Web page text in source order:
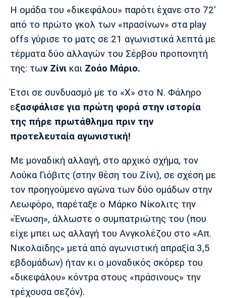
Μάντσεστερ
Γιουνάιτεντ
Τσέλσι Άρσεναλ
Λίβερπουλ
Μάντσεστερ
Σίτι
Γιουβέντους
Ίντερ Μπάγερν
Μπορούσια
Ντόρτμουντ
Ζερμέν
Μονακό
Ερυθρός
Αστέρας
Τότεναμ
Η ομάδα του «δικεφάλου» παρότι έχανε στο 72'
από το πρώτο γκολ των «πρασίνων» στα play
offs γύρισε το ματς σε 21 αγωνιστικά λεπτά με
τέρματα δύο αλλαγών του Σέρβου προπονητή
της: των Ζίνι και Ζοάο Μάριο.
Έτσι σε συνδυασμό με το «Χ» στο Ν. Φάληρο
εξασφάλισε για πρώτη φορά στην ιστορία
της πήρε πρωτάθλημα πριν την
προτελευταία αγωνιστική!
Με μοναδική αλλαγή, στο αρχικό σχήμα, τον
Λούκα Γιόβιτς (στην θέση του Ζίνι), σε σχέση με
τον προηγούμενο αγώνα των δύο ομάδων στην
Λεωφόρο, παρέταξε ο Μάρκο Νίκολιτς την
«Ένωση», άλλωστε ο συμπατριώτης του (που
είχε μπει ως αλλαγή του Ανγκολέζου στο «Απ.
Νικολαϊδης» μετά από αγωνιστική απραξία 3,5
εβδομάδων) ήταν κι ο μοναδικός σκόρερ του
«δικεφάλου» κόντρα στους «πράσινους» την
τρέχουσα σεζόν).